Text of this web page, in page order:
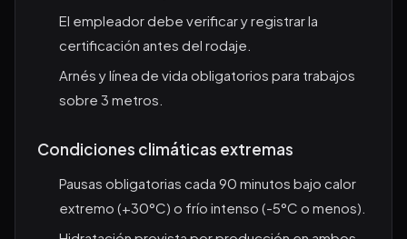
El empleador debe verificar y registrar la
certificación antes del rodaje.
Arnés y línea de vida obligatorios para trabajos
sobre 3 metros.
Condiciones climáticas extremas
Pausas obligatorias cada 90 minutos bajo calor
extremo (+30°C) o frío intenso (-5°C o menos).